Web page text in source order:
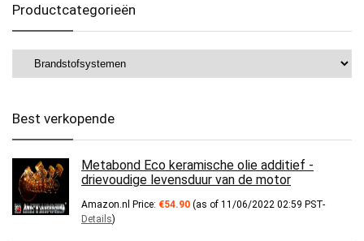
Productcategorieën
Best verkopende
Metabond Eco keramische olie additief -
drievoudige levensduur van de motor
Amazon.nl Price: €54.90 (as of 11/06/2022 02:59 PST-
Details)